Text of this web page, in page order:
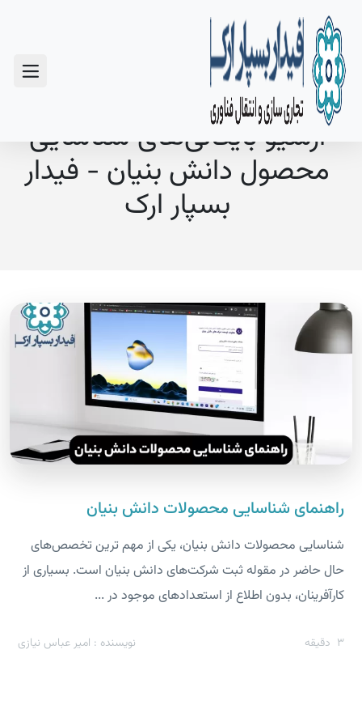
آرشیو بایگانی‌های شناسایی
محصول دانش بنیان - فیدار
بسپار ارک
راهنمای شناسایی محصولات دانش بنیان
شناسایی محصولات دانش بنیان، یکی از مهم ترین تخصص‌های
حال حاضر در مقوله ثبت شرکت‌های دانش بنیان است. بسیاری از
کارآفرینان، بدون اطلاع از استعداد‌های موجود در ...
3 دقیقه نویسنده : امیر عباس نیازی